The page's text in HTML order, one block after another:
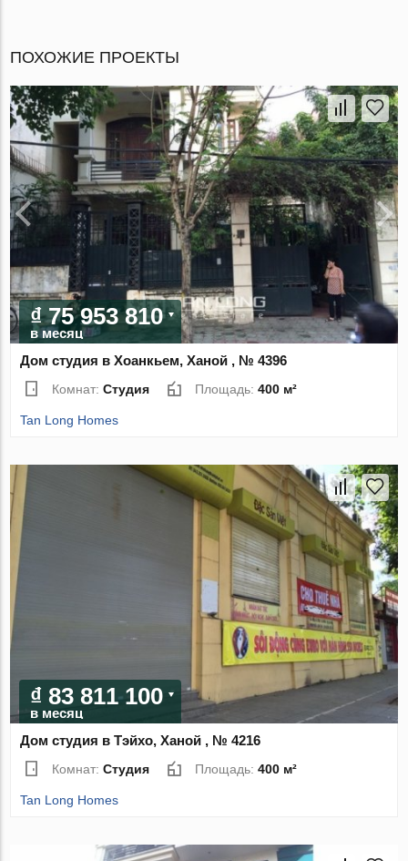
ПОХОЖИЕ ПРОЕКТЫ
₫ 75 953 810
в месяц
Дом студия в Хоанкьем, Ханой , № 4396
Комнат:Студия Площадь:400 м²
Tan Long Homes
₫ 83 811 100
в месяц
Дом студия в Тэйхо, Ханой , № 4216
Комнат:Студия Площадь:400 м²
Tan Long Homes